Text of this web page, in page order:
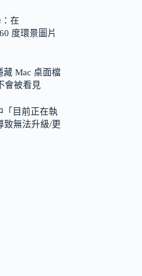
在
度環景圖片
Mac 桌面檔
會被看見
「目前正在執
致無法升級/更